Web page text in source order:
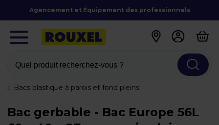
Agencement et Équipement des professionnels
Quel produit recherchez-vous ?
Bacs plastique à parois et fond pleins
Bac gerbable - Bac Europe 56L